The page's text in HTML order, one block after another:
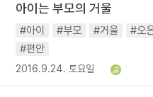
아이는 부모의 거울
#아이 #부모 #거울 #오
#편안
2016.9.24. 토요일